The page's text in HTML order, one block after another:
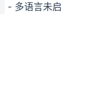
- 多语言未启